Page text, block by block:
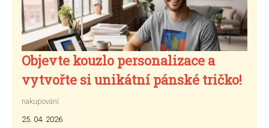
Objevte kouzlo personalizace a
vytvořte si unikátní pánské tričko!
nakupování
25. 04. 2026